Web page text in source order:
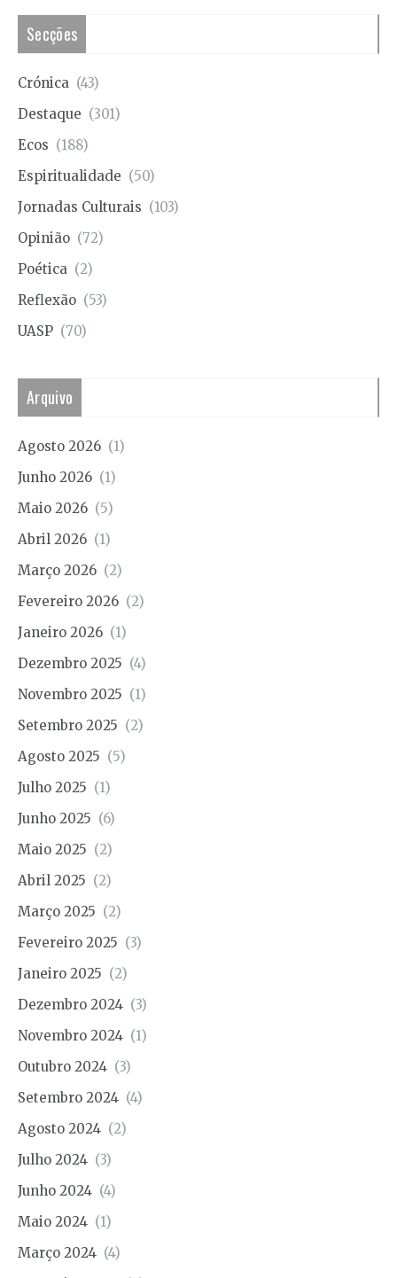
Secções
Crónica (43)
Destaque (301)
Ecos (188)
Espiritualidade (50)
Jornadas Culturais (103)
Opinião (72)
Poética (2)
Reflexão (53)
UASP (70)
Arquivo
Agosto 2026 (1)
Junho 2026 (1)
Maio 2026 (5)
Abril 2026 (1)
Março 2026 (2)
Fevereiro 2026 (2)
Janeiro 2026 (1)
Dezembro 2025 (4)
Novembro 2025 (1)
Setembro 2025 (2)
Agosto 2025 (5)
Julho 2025 (1)
Junho 2025 (6)
Maio 2025 (2)
Abril 2025 (2)
Março 2025 (2)
Fevereiro 2025 (3)
Janeiro 2025 (2)
Dezembro 2024 (3)
Novembro 2024 (1)
Outubro 2024 (3)
Setembro 2024 (4)
Agosto 2024 (2)
Julho 2024 (3)
Junho 2024 (4)
Maio 2024 (1)
Março 2024 (4)